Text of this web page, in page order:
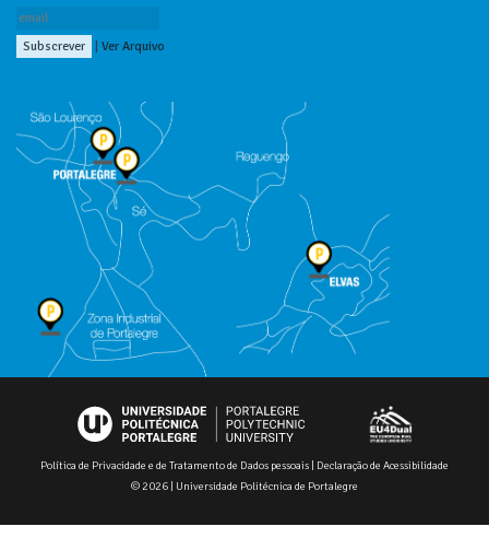
Ver Arquivo
Política de Privacidade e de Tratamento de Dados pessoais | Declaração de Acessibilidade
© 2026 | Universidade Politécnica de Portalegre